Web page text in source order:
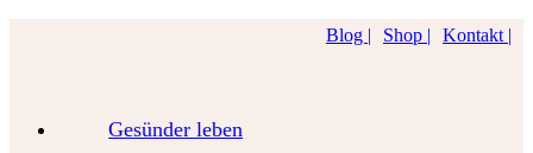
Blog | Shop | Kontakt |
Gesünder leben